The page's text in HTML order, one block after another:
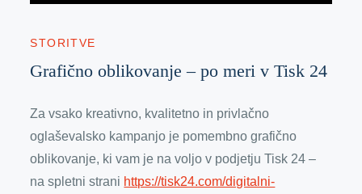
STORITVE
Grafično oblikovanje – po meri v Tisk 24
Za vsako kreativno, kvalitetno in privlačno
oglaševalsko kampanjo je pomembno grafično
oblikovanje, ki vam je na voljo v podjetju Tisk 24 –
na spletni strani https://tisk24.com/digitalni-